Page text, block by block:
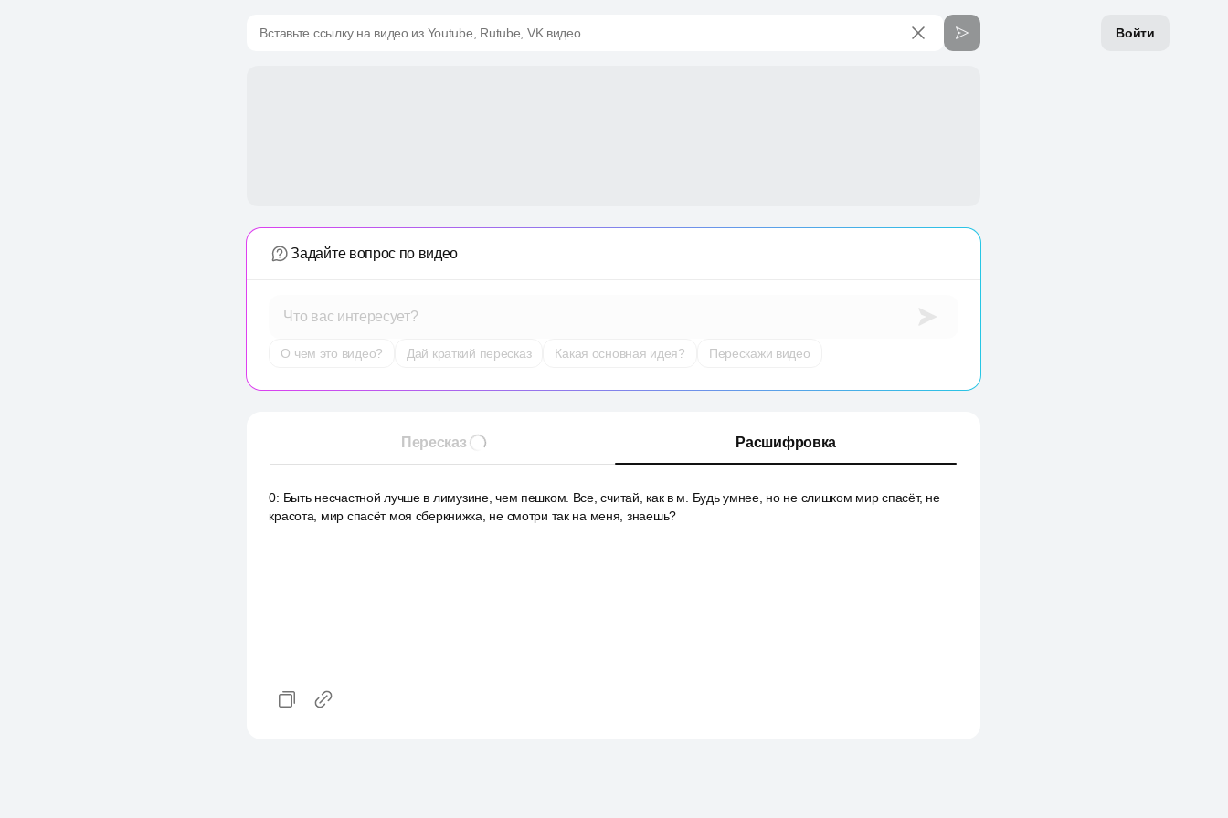
Войти
Вставьте ссылку на видео из Youtube, Rutube, VK видео
Задайте вопрос по видео
Что вас интересует?
О чем это видео? Дай краткий пересказ Какая основная идея? Перескажи видео
Пересказ Расшифровка
0: Быть несчастной лучше в лимузине, чем пешком. Все, считай, как в м. Будь умнее, но не слишком мир спасёт, не
красота, мир спасёт моя сберкнижка, не смотри так на меня, знаешь?